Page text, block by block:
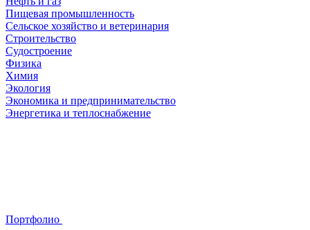
Пищевая промышленность
Сельское хозяйство и ветеринария
Строительство
Судостроение
Физика
Химия
Экология
Экономика и предпринимательство
Энергетика и теплоснабжение
Портфолио